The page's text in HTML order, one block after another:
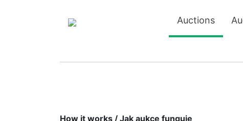
Auctions
How it works / Jak aukce funguje